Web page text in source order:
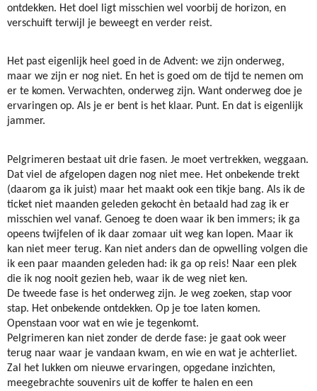
ontdekken. Het doel ligt misschien wel voorbij de horizon, en
verschuift terwijl je beweegt en verder reist.
Het past eigenlijk heel goed in de Advent: we zijn onderweg,
maar we zijn er nog niet. En het is goed om de tijd te nemen om
er te komen. Verwachten, onderweg zijn. Want onderweg doe je
ervaringen op. Als je er bent is het klaar. Punt. En dat is eigenlijk
jammer.
Pelgrimeren bestaat uit drie fasen. Je moet vertrekken, weggaan.
Dat viel de afgelopen dagen nog niet mee. Het onbekende trekt
(daarom ga ik juist) maar het maakt ook een tikje bang. Als ik de
ticket niet maanden geleden gekocht èn betaald had zag ik er
misschien wel vanaf. Genoeg te doen waar ik ben immers; ik ga
opeens twijfelen of ik daar zomaar uit weg kan lopen. Maar ik
kan niet meer terug. Kan niet anders dan de opwelling volgen die
ik een paar maanden geleden had: ik ga op reis! Naar een plek
die ik nog nooit gezien heb, waar ik de weg niet ken.
De tweede fase is het onderweg zijn. Je weg zoeken, stap voor
stap. Het onbekende ontdekken. Op je toe laten komen.
Openstaan voor wat en wie je tegenkomt.
Pelgrimeren kan niet zonder de derde fase: je gaat ook weer
terug naar waar je vandaan kwam, en wie en wat je achterliet.
Zal het lukken om nieuwe ervaringen, opgedane inzichten,
meegebrachte souvenirs uit de koffer te halen en een